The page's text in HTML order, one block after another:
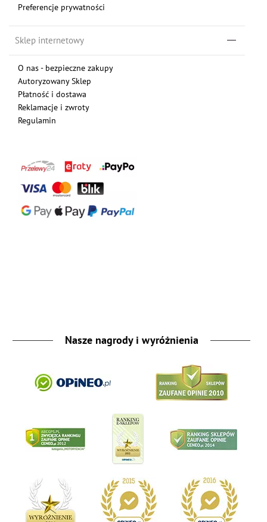
Preferencje prywatności
Sklep internetowy
O nas - bezpieczne zakupy
Autoryzowany Sklep
Płatność i dostawa
Reklamacje i zwroty
Regulamin
Nasze nagrody i wyróżnienia